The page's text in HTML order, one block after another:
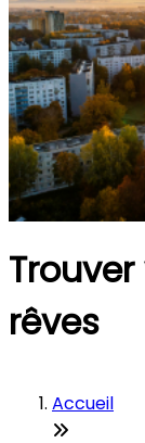
rêves
Accueil